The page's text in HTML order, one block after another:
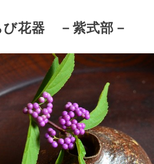
び花器 －紫式部－